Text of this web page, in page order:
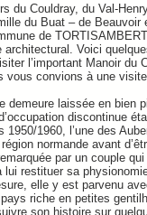
du Couldray, du Val-
du Buat – de Beauvoir
de
architectural. Voici
l’important Manoir du
vous convions à une
demeure laissée en bien
discontinue
1950/1960, l’une des
normande avant
par un couple qui
restituer sa
elle y est parvenu
riche en petites
son histoire sur